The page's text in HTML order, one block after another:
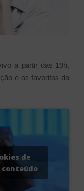
a partir das 19h,
e os favoritos da
de